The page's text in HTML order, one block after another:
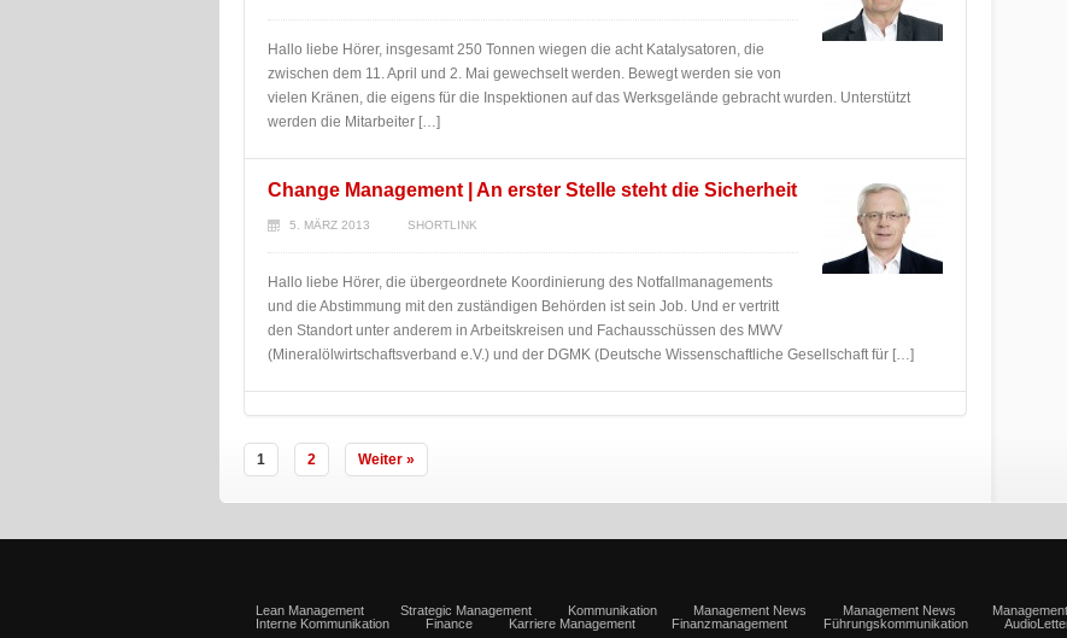
Hallo liebe Hörer, insgesamt 250 Tonnen wiegen die acht Katalysatoren, die
zwischen dem 11. April und 2. Mai gewechselt werden. Bewegt werden sie von
vielen Kränen, die eigens für die Inspektionen auf das Werksgelände gebracht wurden. Unterstützt
werden die Mitarbeiter […]
Change Management | An erster Stelle steht die Sicherheit
5. MÄRZ 2013 SHORTLINK
Hallo liebe Hörer, die übergeordnete Koordinierung des Notfallmanagements
und die Abstimmung mit den zuständigen Behörden ist sein Job. Und er vertritt
den Standort unter anderem in Arbeitskreisen und Fachausschüssen des MWV
(Mineralölwirtschaftsverband e.V.) und der DGMK (Deutsche Wissenschaftliche Gesellschaft für […]
1 2 Weiter »
Lean Management Strategic Management Kommunikation Management News Management News
Interne Kommunikation
Finance Karriere Management Finanzmanagement Führungskommunikation